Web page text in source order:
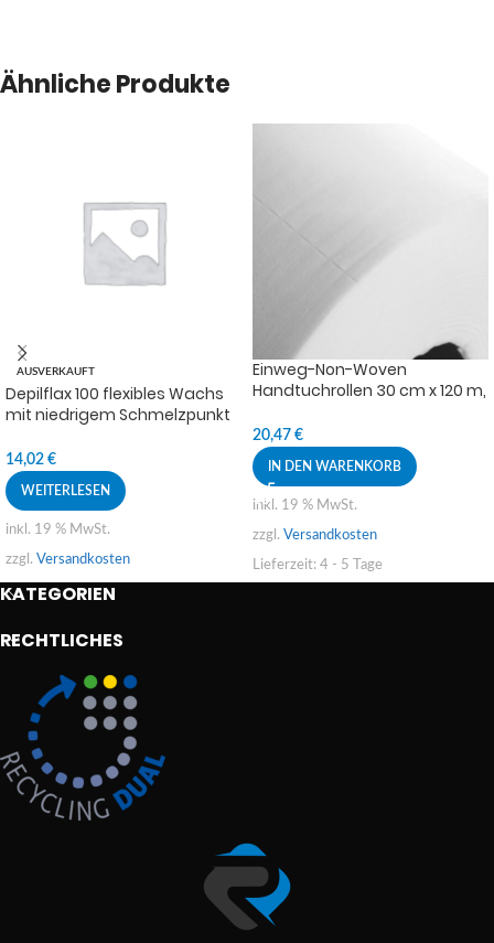
Ähnliche Produkte
AUSVERKAUFT
Depilflax 100 flexibles Wachs
mit niedrigem Schmelzpunkt
14,02 €
WEITERLESEN
inkl. 19 % MwSt.
zzgl. Versandkosten
Einweg-Non-Woven
Handtuchrollen 30 cm x 120 m,
20,47 €
IN DEN WARENKORB
inkl. 19 % MwSt.
zzgl. Versandkosten
Lieferzeit: 4 - 5 Tage
KATEGORIEN
RECHTLICHES